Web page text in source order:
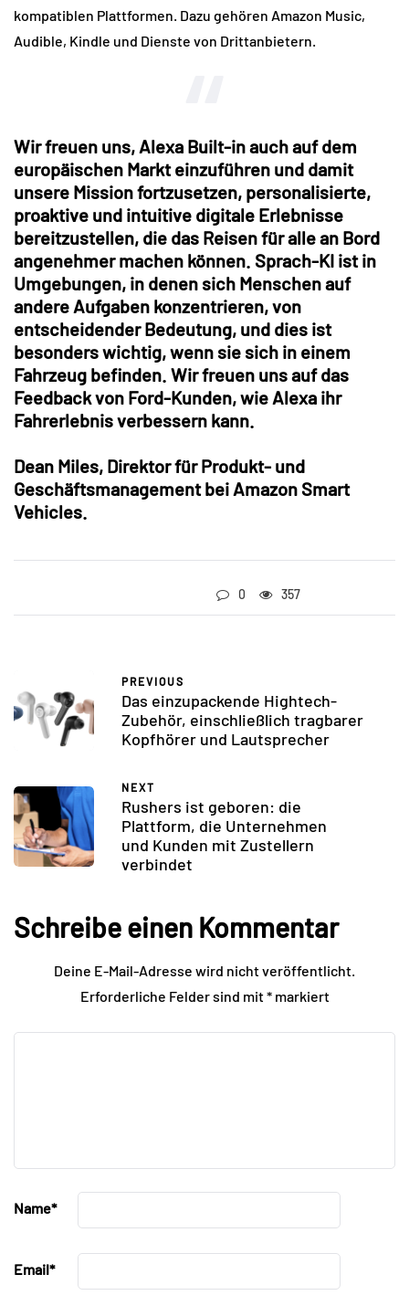
kompatiblen Plattformen. Dazu gehören Amazon Music,
Audible, Kindle und Dienste von Drittanbietern.
Wir freuen uns, Alexa Built-in auch auf dem
europäischen Markt einzuführen und damit
unsere Mission fortzusetzen, personalisierte,
proaktive und intuitive digitale Erlebnisse
bereitzustellen, die das Reisen für alle an Bord
angenehmer machen können. Sprach-KI ist in
Umgebungen, in denen sich Menschen auf
andere Aufgaben konzentrieren, von
entscheidender Bedeutung, und dies ist
besonders wichtig, wenn sie sich in einem
Fahrzeug befinden. Wir freuen uns auf das
Feedback von Ford-Kunden, wie Alexa ihr
Fahrerlebnis verbessern kann.
Dean Miles, Direktor für Produkt- und
Geschäftsmanagement bei Amazon Smart
Vehicles.
0 357
PREVIOUS
Das einzupackende Hightech-
Zubehör, einschließlich tragbarer
Kopfhörer und Lautsprecher
NEXT
Rushers ist geboren: die
Plattform, die Unternehmen
und Kunden mit Zustellern
verbindet
Schreibe einen Kommentar
Deine E-Mail-Adresse wird nicht veröffentlicht.
Erforderliche Felder sind mit*markiert
Name*
Email*